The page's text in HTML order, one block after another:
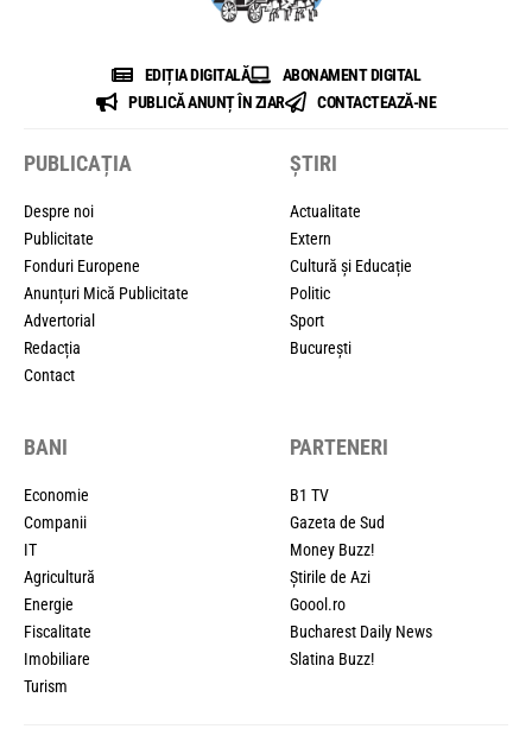
EDIȚIA DIGITALĂ
ABONAMENT DIGITAL
PUBLICĂ ANUNȚ ÎN ZIAR
CONTACTEAZĂ-NE
PUBLICAȚIA
Despre noi
Publicitate
Fonduri Europene
Anunțuri Mică Publicitate
Advertorial
Redacția
Contact
ȘTIRI
Actualitate
Extern
Cultură și Educație
Politic
Sport
București
BANI
Economie
Companii
IT
Agricultură
Energie
Fiscalitate
Imobiliare
Turism
PARTENERI
B1 TV
Gazeta de Sud
Money Buzz!
Știrile de Azi
Goool.ro
Bucharest Daily News
Slatina Buzz!